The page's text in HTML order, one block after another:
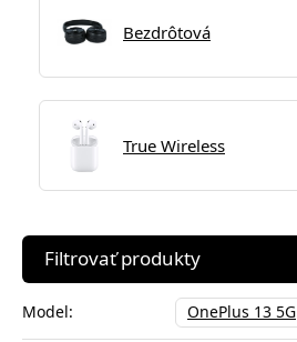
Bezdrôtová
True Wireless
Filtrovať produkty
Model: OnePlus 13 5G